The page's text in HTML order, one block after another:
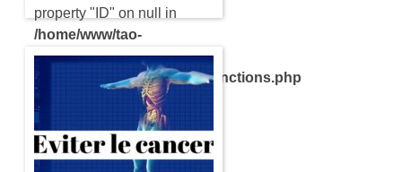
property "ID" on null in
/home/www/tao-
yin.com/htdocs/wp-
content/themes/compact/functions.php
Dans notre société
moderne, le problème de
l’obésité est pris très